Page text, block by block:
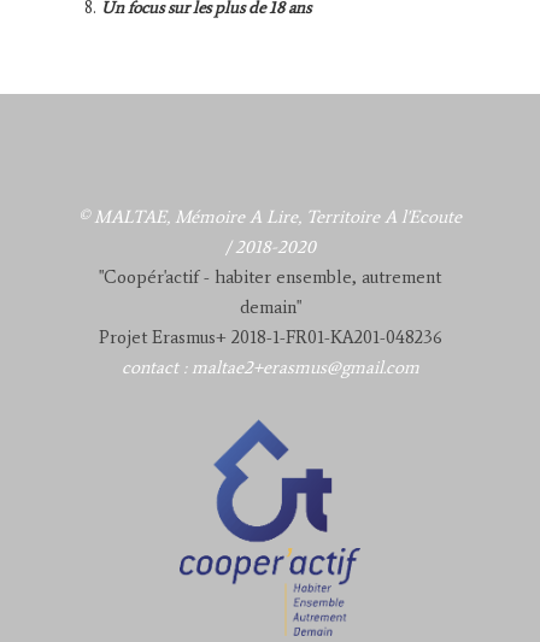
Un focus sur les plus de 18 ans
© MALTAE, Mémoire A Lire, Territoire A l'Ecoute
/ 2018-2020
"Coopér'actif - habiter ensemble, autrement
demain"
Projet Erasmus+ 2018-1-FR01-KA201-048236
contact : maltae2+erasmus@gmail.com